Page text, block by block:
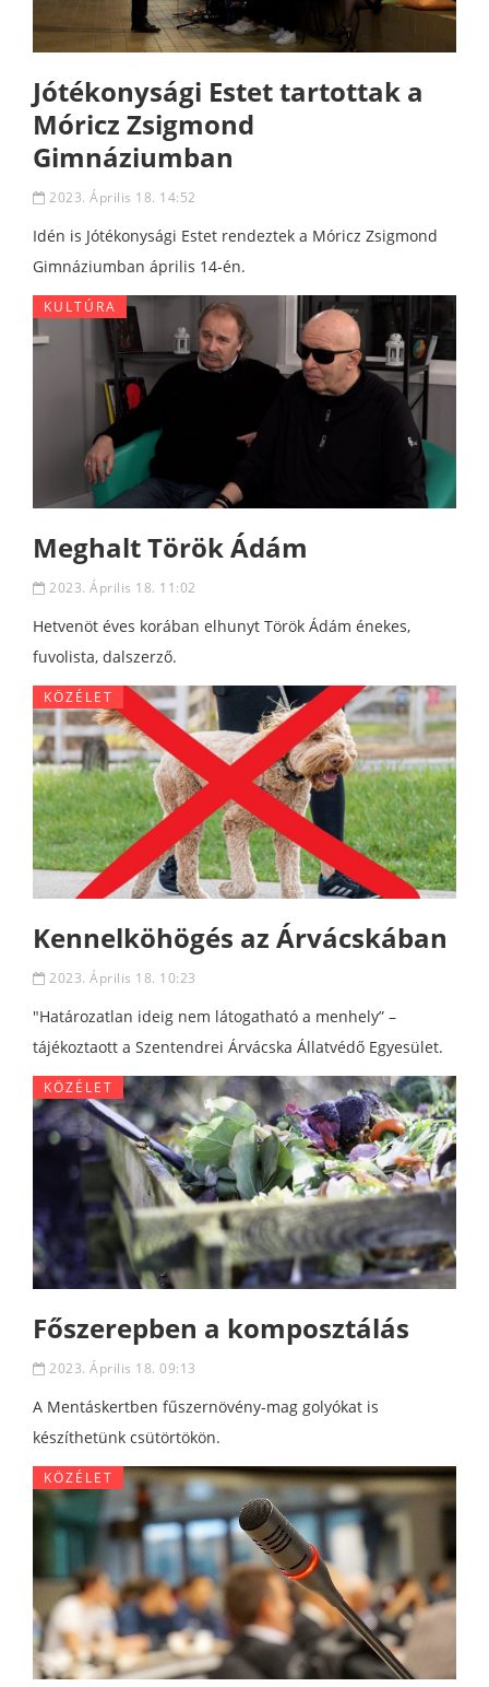
Jótékonysági Estet tartottak a
Móricz Zsigmond
Gimnáziumban
2023. Április 18. 14:52
Idén is Jótékonysági Estet rendeztek a Móricz Zsigmond
Gimnáziumban április 14-én.
KULTÚRA
Meghalt Török Ádám
2023. Április 18. 11:02
Hetvenöt éves korában elhunyt Török Ádám énekes,
fuvolista, dalszerző.
KÖZÉLET
Kennelköhögés az Árvácskában
2023. Április 18. 10:23
"Határozatlan ideig nem látogatható a menhely” –
tájékoztaott a Szentendrei Árvácska Állatvédő Egyesület.
KÖZÉLET
Főszerepben a komposztálás
2023. Április 18. 09:13
A Mentáskertben fűszernövény-mag golyókat is
készíthetünk csütörtökön.
KÖZÉLET